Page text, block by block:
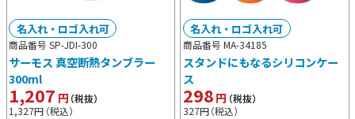
商品番号 SP-JDI-300
サーモス 真空断熱タンブラー
300ml
1,207 円（税抜）
1,327円（税込）
名入れ・ロゴ入れ可
商品番号 MA-34185
スタンドにもなるシリコンケー
ス
298円（税抜）
327円（税込）
名入れ・ロゴ入れ可